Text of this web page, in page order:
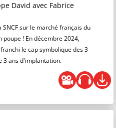
David avec Fabrice
sur le marché français du
! En décembre 2024,
le cap symbolique des 3
3 ans d'implantation.